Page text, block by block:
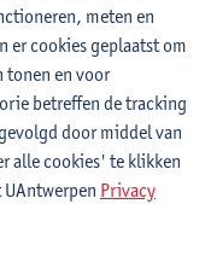
Van Dam
meten en
er cookies geplaatst om
tonen en voor
betreffen de tracking
door middel van
alle cookies' te klikken
Privacy